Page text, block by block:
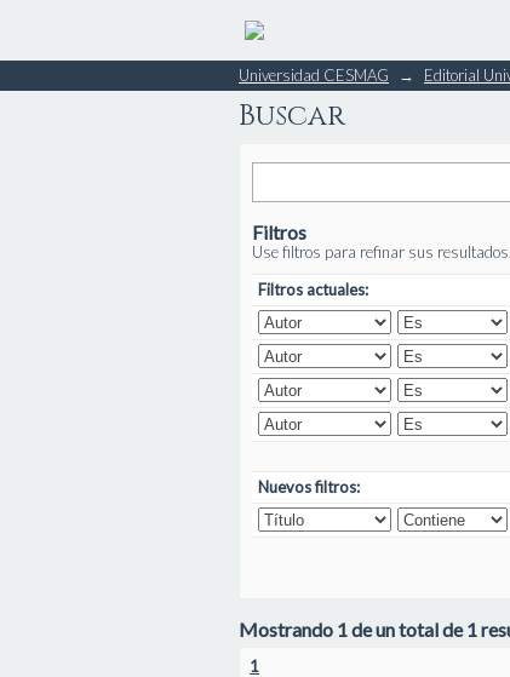
Buscar
Universidad CESMAG → Editorial
Buscar
Filtros
Use filtros para refinar sus resultados.
Filtros actuales:
Nuevos filtros:
Mostrando 1 de un total de 1
1